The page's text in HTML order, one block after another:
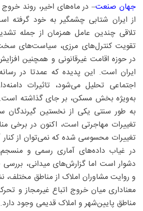
جهان صنعت– در ماه‌های اخیر، روند
از ایران شتابی چشمگیر به خود گرفته
تلاقی چندین عامل همزمان از جمله
تقویت کنترل‌های مرزی، سیاست‌های
در حوزه اقامت غیرقانونی و همچنین
ایران است. این پدیده که عمدتا در
اجتماعی تحلیل می‌شود، تاثیرات
به‌ویژه بخش مسکن، بر جای گذاشته است.
به ‌طور سنتی یکی از نخستین گیرندگان
تغییرات مهاجرتی است، اکنون در
تغییرات محسوسی شده که نمی‌توان از
در غیاب داده‌های آماری رسمی و
دشوار است اما گزارش‌های میدانی، بررسی
و روایت مشاوران املاک از مناطق مختلف،
معناداری میان خروج اتباع غیرمجاز و
مناطق پایین‌شهر و املاک قدیمی وجود دارد.